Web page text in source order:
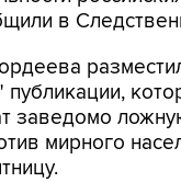
в
заведомо
мирного